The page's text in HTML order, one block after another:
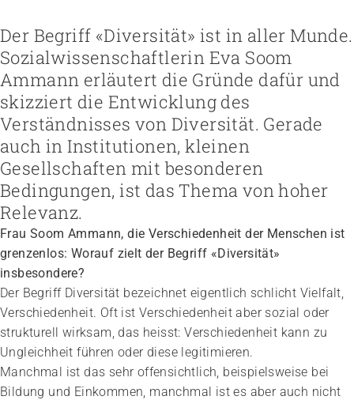
Personal rekrutieren und führen
Arbeit und Betriebskultur gestalten
Betrieb führen und Recht umsetzen
Sicherheit gewährleisten
Finanzierung regeln
Angebote entwickeln
Nachhaltigkeit fördern
Einkauf organisieren
Berufliche Inklusion fördern
Mit Angehörigen arbeiten
Lebensende gestalten
Übergänge gestalten
Empowerment stärken
Integrität schützen
Bei Demenz begleiten
Psychische Gesundheit fördern
Höhere Fachschule Sozialpädagogik
Höhere Fachschule Kindheitspädagogik
Höhere Fachschule Gemeindeanimation
Praxispartner werden
Praxispartner finden
Sozial- und Selbstkompetenz
Kindheits- und Sozialpädagogik
Pflege und Betreuung
Gastronomie und Hauswirtschaft
Weiterbildungen in Ihrer Institution
Laufbahnberatung
Föderation
Arbeiten bei ARTISET
Mitgliedschaft
Vision, Mission, Werte
Politik und Positionen
Zusammenarbeit
Projekte
Der Begriff «Diversität» ist in aller Munde.
Sozialwissenschaftlerin Eva Soom
Ammann erläutert die Gründe ­dafür und
skizziert die Entwicklung des
Verständnisses von Diversität. Gerade
auch in Institutionen, kleinen
Gesellschaften mit besonderen
Bedingungen, ist das Thema von hoher
Relevanz.
Frau Soom Ammann, die Verschiedenheit der Menschen ist
grenzenlos: Worauf zielt der Begriff «Diversität»
insbesondere?
Der Begriff Diversität bezeichnet eigentlich schlicht Vielfalt,
Verschiedenheit. Oft ist Verschiedenheit aber sozial oder
strukturell wirksam, das heisst: Verschiedenheit kann zu
Ungleichheit führen oder diese legitimieren.
Manchmal ist das sehr offensichtlich, beispielsweise bei
Bildung und Einkommen, manchmal ist es aber auch nicht